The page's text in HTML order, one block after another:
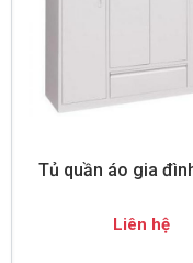
Tủ quần áo gia
Liên hệ